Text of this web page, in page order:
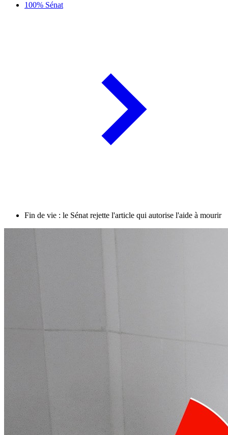
100% Sénat
Fin de vie : le Sénat rejette l'article qui autorise l'aide à mourir